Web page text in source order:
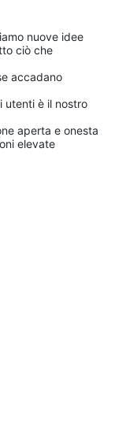
nuove idee
ciò che
accadano
utenti è il nostro
aperta e onesta
elevate